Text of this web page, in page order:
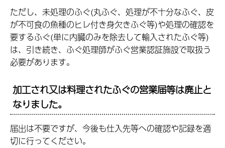
ただし、未処理のふぐ(丸ふぐ、処理が不十分なふぐ、皮
が不可食の魚種のヒレ付き身欠きふぐ等)や処理の確認を
要するふぐ(単に内臓のみを除去して輸入されたふぐ等)
は、引き続き、ふぐ処理師がふぐ営業認証施設で取扱う
必要があります。
加工され又は料理されたふぐの営業届等は廃止と
なりました。
届出は不要ですが、今後も仕入先等への確認や記録を適
切に行ってください。